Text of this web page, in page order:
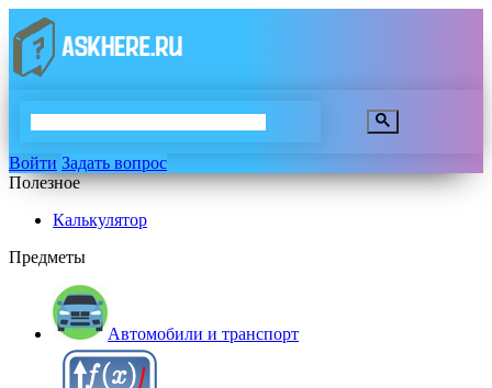
Войти Задать вопрос
Полезное
Калькулятор
Предметы
Автомобили и транспорт